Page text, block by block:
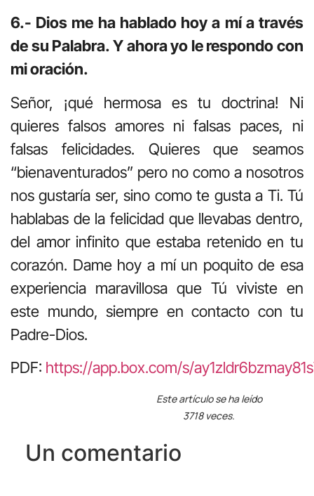
6.- Dios me ha hablado hoy a mí a través
de su Palabra. Y ahora yo le respondo con
mi oración.
Señor, ¡qué hermosa es tu doctrina! Ni
quieres falsos amores ni falsas paces, ni
falsas felicidades. Quieres que seamos
“bienaventurados” pero no como a nosotros
nos gustaría ser, sino como te gusta a Ti. Tú
hablabas de la felicidad que llevabas dentro,
del amor infinito que estaba retenido en tu
corazón. Dame hoy a mí un poquito de esa
experiencia maravillosa que Tú viviste en
este mundo, siempre en contacto con tu
Padre-Dios.
PDF: https://app.box.com/s/
Este artículo se ha leído
3718 veces.
Un comentario